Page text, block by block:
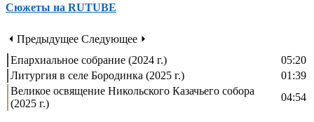
Сюжеты на RUTUBE
⏴ Предыдущее Следующее ⏵
Епархиальное собрание (2024 г.)
05:20
Литургия в селе Бородинка (2025 г.)
01:39
Великое освящение Никольского Казачьего собора
(2025 г.)
04:54